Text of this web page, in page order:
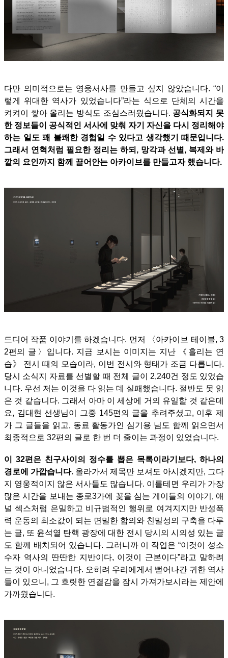
다만 의미적으로는 영웅서사를 만들고 싶지 않았습니다. “이
렇게 위대한 역사가 있었습니다”라는 식으로 단체의 시간을
켜켜이 쌓아 올리는 방식도 조심스러웠습니다. 공식화되지 못
한 정보들이 공식적인 서사에 맞춰 자기 자신을 다시 정리해야
하는 일도 꽤 불쾌한 경험일 수 있다고 생각했기 때문입니다.
그래서 연혁처럼 필요한 정리는 하되, 망각과 선별, 복제와 바
깥의 요인까지 함께 끌어안는 아카이브를 만들고자 했습니다.
드디어 작품 이야기를 하겠습니다. 먼저 〈아카이브 테이블, 3
2편의 글〉입니다. 지금 보시는 이미지는 지난 《흘리는 연
습》 전시 때의 모습이라, 이번 전시와 형태가 조금 다릅니다.
당시 소식지 자료를 선별할 때 전체 글이 2,240건 정도 있었습
니다. 우선 저는 이것을 다 읽는 데 실패했습니다. 절반도 못 읽
은 것 같습니다. 그래서 아마 이 세상에 거의 유일할 것 같은데
요, 김대현 선생님이 그중 145편의 글을 추려주셨고, 이후 제
가 그 글들을 읽고, 동료 활동가인 심기용 님도 함께 읽으면서
최종적으로 32편의 글로 한 번 더 줄이는 과정이 있었습니다.
이 32편은 친구사이의 정수를 뽑은 목록이라기보다, 하나의
경로에 가깝습니다. 올라가서 제목만 보셔도 아시겠지만, 그다
지 영웅적이지 않은 서사들도 많습니다. 이를테면 우리가 가장
많은 시간을 보내는 종로3가에 꽃을 심는 게이들의 이야기, 애
널 섹스처럼 은밀하고 비규범적인 행위로 여겨지지만 반성폭
력 운동의 최소값이 되는 면밀한 합의와 친밀성의 구축을 다루
는 글, 또 윤석열 탄핵 광장에 대한 전시 당시의 시의성 있는 글
도 함께 배치되어 있습니다. 그러니까 이 작업은 “이것이 성소
수자 역사의 딴딴한 지반이다, 이것이 근본이다”라고 말하려
는 것이 아니었습니다. 오히려 우리에게서 뻗어나간 귀한 역사
들이 있으니, 그 흐릿한 연결감을 잠시 가져가보시라는 제안에
가까웠습니다.